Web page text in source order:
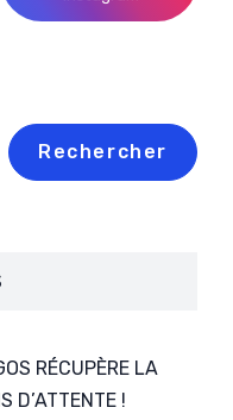
Rechercher
RÉCUPÈRE LA
D’ATTENTE !